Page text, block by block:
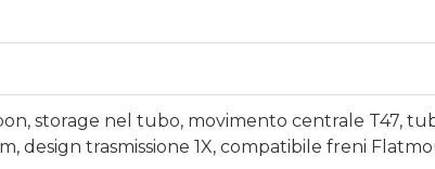
storage nel tubo, movimento centrale T47,
design trasmissione 1X, compatibile freni